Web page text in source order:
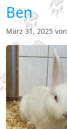
Ben
März 31, 2025 von